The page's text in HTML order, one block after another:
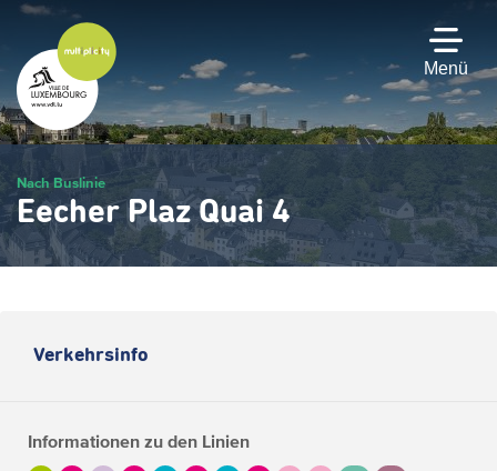
Zum
Hauptinhalt
gehen
Menü
Nach Buslinie
Eecher Plaz Quai 4
Verkehrsinfo
Informationen zu den Linien